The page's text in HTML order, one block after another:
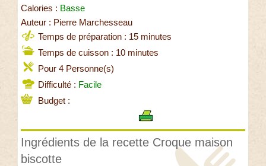
Calories : Basse
Auteur : Pierre Marchesseau
Temps de préparation : 15 minutes
Temps de cuisson : 10 minutes
Pour 4 Personne(s)
Difficulté : Facile
Budget :
Ingrédients de la recette Croque maison
biscotte